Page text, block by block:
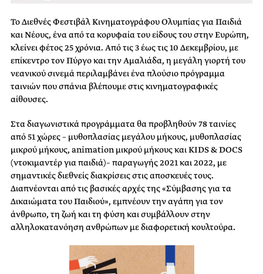
Το Διεθνές Φεστιβάλ Κινηματογράφου Ολυμπίας για Παιδιά
και Νέους, ένα από τα κορυφαία του είδους του στην Ευρώπη,
κλείνει φέτος 25 χρόνια. Από τις 3 έως τις 10 Δεκεμβρίου, με
επίκεντρο τον Πύργο και την Αμαλιάδα, η μεγάλη γιορτή του
νεανικού σινεμά περιλαμβάνει ένα πλούσιο πρόγραμμα
ταινιών που σπάνια βλέπουμε στις κινηματογραφικές
αίθουσες.
Στα διαγωνιστικά προγράμματα θα προβληθούν 78 ταινίες
από 51 χώρες – μυθοπλασίας μεγάλου μήκους, μυθοπλασίας
μικρού μήκους, animation μικρού μήκους και KIDS & DOCS
(ντοκιμαντέρ για παιδιά)– παραγωγής 2021 και 2022, με
σημαντικές διεθνείς διακρίσεις στις αποσκευές τους.
Διαπνέονται από τις βασικές αρχές της «Σύμβασης για τα
Δικαιώματα του Παιδιού», εμπνέουν την αγάπη για τον
άνθρωπο, τη ζωή και τη φύση και συμβάλλουν στην
αλληλοκατανόηση ανθρώπων με διαφορετική κουλτούρα.